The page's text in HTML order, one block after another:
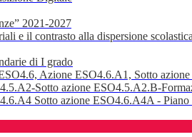
2021-2027
e il contrasto alla dispersione scolastica
di I grado
Azione ESO4.6.A1, Sotto
Sotto azione ESO4.5.A2.B-
Sotto azione ESO4.6.A4A - Piano